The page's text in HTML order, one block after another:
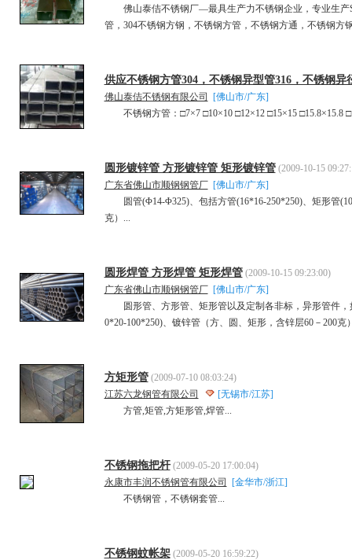
佛山泰佶不锈钢厂—最具生产力不锈钢企业，专业生产
管，304不锈钢方钢，不锈钢方管，不锈钢方通，不锈钢方
供应不锈钢方管304，不锈钢异型管316，不锈钢异
佛山泰佶不锈钢有限公司
[佛山市/广东]
不锈钢方管：□7×7 □10×10 □12×12 □15×15 □15.8×15.8
圆形镀锌管 方形镀锌管 矩形镀锌管 (2009-10-15
广东省佛山市顺钢钢管厂 [佛山市/广东]
圆管(Φ14-Φ325)、包括方管(16*16-250*250)、矩形管
克）...
圆形焊管 方形焊管 矩形焊管 (2009-10-15 09:23:00)
广东省佛山市顺钢钢管厂 [佛山市/广东]
圆形管、方形管、矩形管以及定制各非标，异形管件，
0*20-100*250)、镀锌管（方、圆、矩形，含锌层60－200克
方矩形管 (2009-07-10 08:03:24)
江苏六龙钢管有限公司
[无锡市/江苏]
方管,矩管,方矩形管,焊管...
不锈钢拖把杆 (2009-05-20 17:00:04)
永康市丰润不锈钢管有限公司
[金华市/浙江]
不锈钢管，不锈钢套管...
不锈钢蚊帐架 (2009-05-20 16:59:22)